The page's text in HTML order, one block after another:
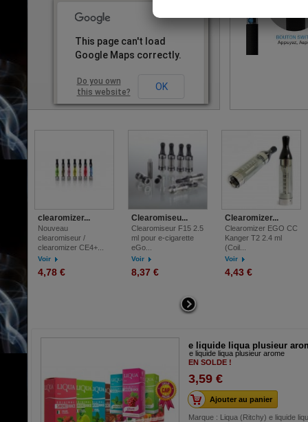
e liquide liqua plusieur arome
This page can't load
Google Maps correctly.
Do you own
this website?
OK
clearomizer...
Nouveau
clearomiseur /
clearomizer CE4+...
Voir
4,78 €
Clearomiseu...
Clearomiseur F15 2.5
ml pour e-cigarette
eGo...
Voir
8,37 €
Clearomizer...
Clearomizer EGO CC
Kanger T2 2.4 ml
(Coil...
Voir
4,43 €
e liquide liqua plusieur
EN SOLDE !
3,59 €
Ajouter au panier
Marque : Liqua (Ritchy) e liquide
utilisateurs de
l'abréviation de